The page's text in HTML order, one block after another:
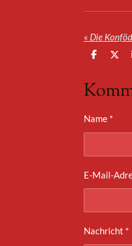
«
T
l
e
T
e
Name *
E-Mail-
Nachricht *